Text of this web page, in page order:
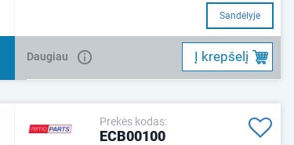
Sandėlyje
Daugiau Į krepšelį
Prekės kodas:
ECB00100